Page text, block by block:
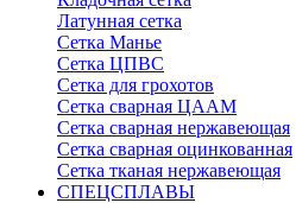
Латунная сетка
Сетка Манье
Сетка ЦПВС
Сетка для грохотов
Сетка сварная ЦААМ
Сетка сварная нержавеющая
Сетка сварная оцинкованная
Сетка тканая нержавеющая
СПЕЦСПЛАВЫ